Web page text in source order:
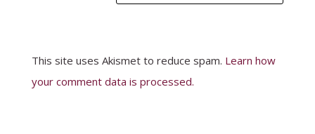
This site uses Akismet to reduce spam. Learn how
your comment data is processed.